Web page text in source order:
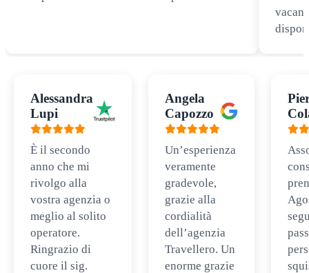
Alessandra
Lupi
È il secondo
anno che mi
rivolgo alla
vostra agenzia o
meglio al solito
operatore.
Ringrazio di
cuore il sig.
Angela
Capozzo
Un’esperienza
veramente
gradevole,
grazie alla
cordialità
dell’agenzia
Travellero. Un
enorme grazie